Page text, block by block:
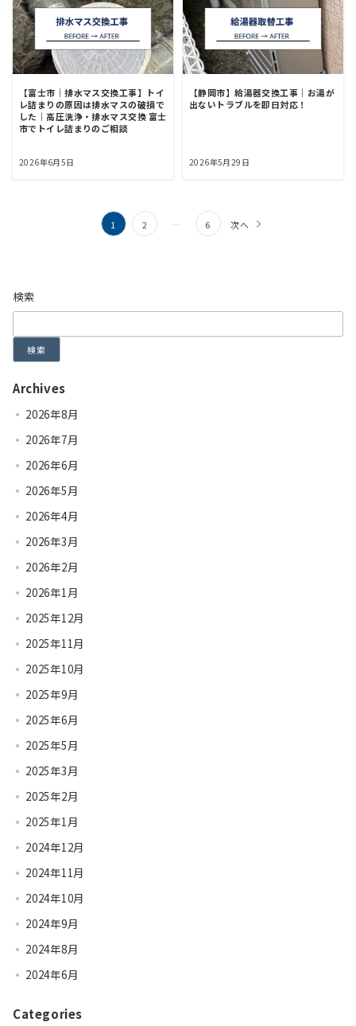
【富士市｜排水マス交換工事】トイ
レ詰まりの原因は排水マスの破損で
した｜高圧洗浄・排水マス交換 富士
市でトイレ詰まりのご相談
2026年6月5日
【静岡市】給湯器交換工事｜お湯が
出ないトラブルを即日対応！
2026年5月29日
ペ
ジ
1 2 … 6 次へ
検索
検索
Archives
2026年8月
2026年7月
2026年6月
2026年5月
2026年4月
2026年3月
2026年2月
2026年1月
2025年12月
2025年11月
2025年10月
2025年9月
2025年6月
2025年5月
2025年3月
2025年2月
2025年1月
2024年12月
2024年11月
2024年10月
2024年9月
2024年8月
2024年6月
Categories